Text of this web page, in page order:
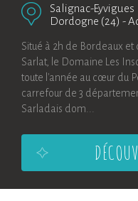
Salignac-Eyvigues
Dordogne (24) -
Situé à 2h de Bordeaux et
Sarlat, le Domaine Les
toute l'année au cœur du
carrefour de 3
Sarladais dom...